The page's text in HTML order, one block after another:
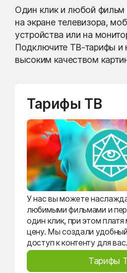
Один клик и любой фильм
на экране телевизора,
устройства или на
Подключите ТВ-тарифы и
высоким качеством
Тарифы ТВ
У нас вы можете
любимыми фильмами и
один клик, при этом
цену. Мы создали
доступ к контенту для вас.
Тарифы